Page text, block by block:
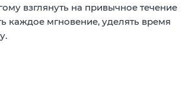
взглянуть на привычное течение
каждое мгновение, уделять время